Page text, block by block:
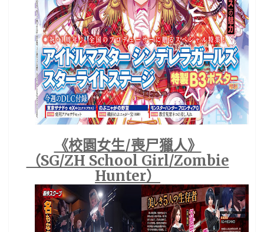
《校園女生/喪尸獵人》
（SG/ZH School Girl/Zombie
Hunter）